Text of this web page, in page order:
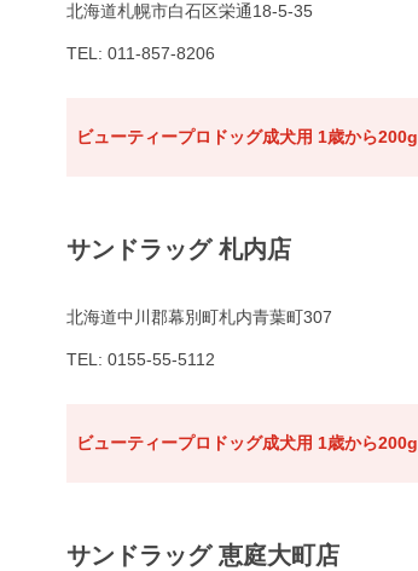
北海道札幌市白石区栄通18-5-35
TEL: 011-857-8206
ビューティープロドッグ成犬用 1歳から200g
サンドラッグ 札内店
北海道中川郡幕別町札内青葉町307
TEL: 0155-55-5112
ビューティープロドッグ成犬用 1歳から200g
サンドラッグ 恵庭大町店